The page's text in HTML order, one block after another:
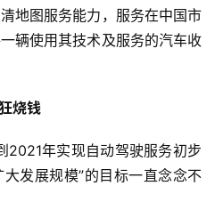
地图服务能力，服务在中国市
辆使用其技术及服务的汽车收
烧钱
2021年实现自动驾驶服务初步
发展规模”的目标一直念念不